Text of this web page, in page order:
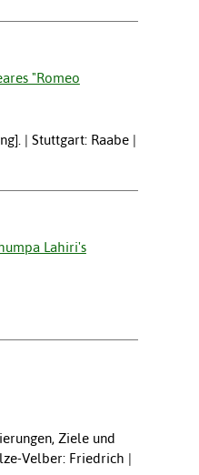
"Romeo
| Stuttgart: Raabe |
Lahiri's
Ziele und
Velber: Friedrich |